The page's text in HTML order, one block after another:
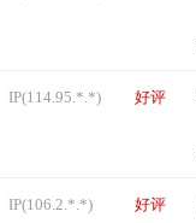
IP(114.95.*.*) 好评
IP(106.2.*.*) 好评